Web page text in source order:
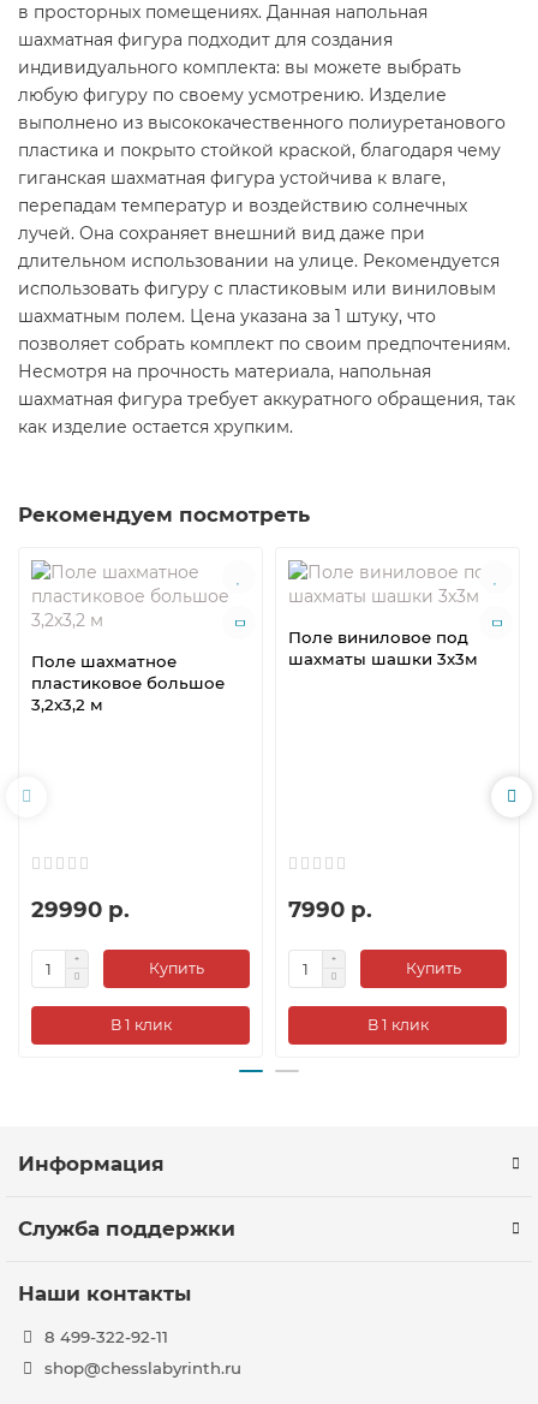
в просторных помещениях. Данная напольная
шахматная фигура подходит для создания
индивидуального комплекта: вы можете выбрать
любую фигуру по своему усмотрению. Изделие
выполнено из высококачественного полиуретанового
пластика и покрыто стойкой краской, благодаря чему
гиганская шахматная фигура устойчива к влаге,
перепадам температур и воздействию солнечных
лучей. Она сохраняет внешний вид даже при
длительном использовании на улице. Рекомендуется
использовать фигуру с пластиковым или виниловым
шахматным полем. Цена указана за 1 штуку, что
позволяет собрать комплект по своим предпочтениям.
Несмотря на прочность материала, напольная
шахматная фигура требует аккуратного обращения, так
как изделие остается хрупким.
Рекомендуем посмотреть
Поле шахматное
пластиковое большое
3,2x3,2 м
29990 р.
Купить
В 1 клик
Поле виниловое под
шахматы шашки 3х3м
7990 р.
Купить
В 1 клик
Информация
Служба поддержки
Наши контакты
8 499-322-92-11
shop@chesslabyrinth.ru